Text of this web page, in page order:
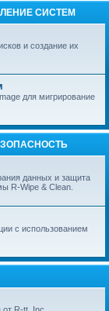
СИСТЕМ
и создание их
для мигрирование
данных и защита
R-Wipe & Clean.
с использованием